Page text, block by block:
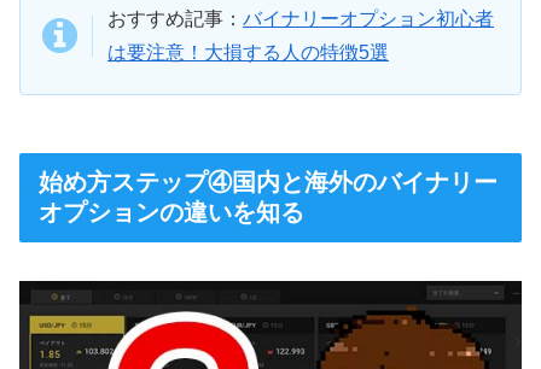
おすすめ記事： バイナリーオプション初心者
は要注意！大損する人の特徴5選
始め方ステップ④国内と海外のバイナリー
オプションの違いを知る